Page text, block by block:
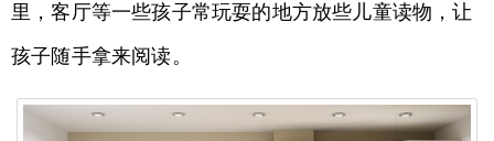
里，客厅等一些孩子常玩耍的地方放些儿童读物，让
孩子随手拿来阅读。